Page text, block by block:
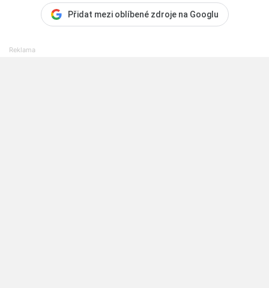
Přidat mezi oblíbené zdroje na Googlu